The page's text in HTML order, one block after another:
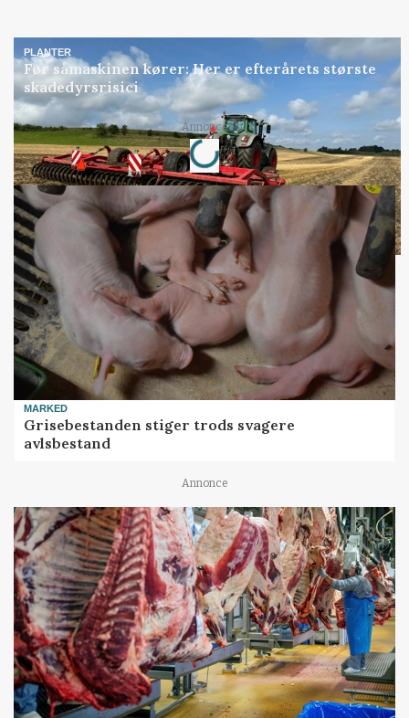
PLANTER
Før såmaskinen kører: Her er efterårets største
skadedyrsrisici
Annonce
Loading...
MARKED
Grisebestanden stiger trods svagere
avlsbestand
Annonce